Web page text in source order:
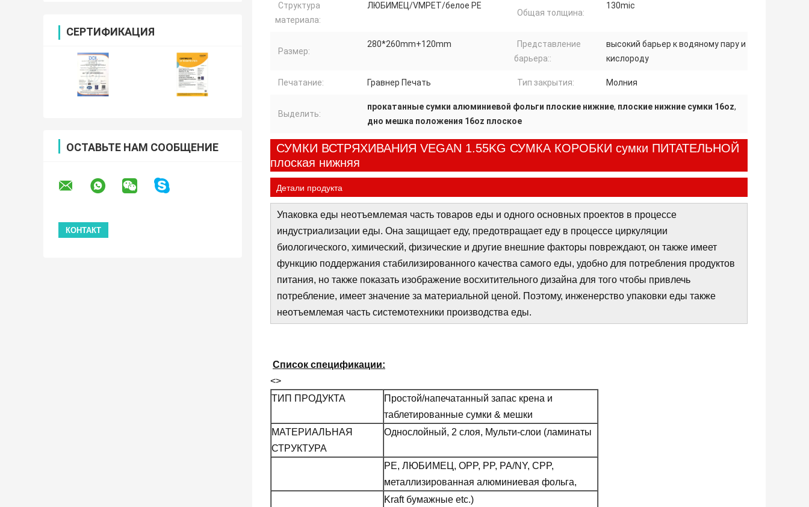
СЕРТИФИКАЦИЯ
ОСТАВЬТЕ НАМ СООБЩЕНИЕ
Структура
материала:
ЛЮБИМЕЦ/VMPET/белое PE
Общая толщина:
130mic
Размер:
280*260mm+120mm
Представление
барьера::
высокий барьер к водяному пару и
кислороду
Печатание: Гравнер Печать Тип закрытия: Молния
Выделить:
прокатанные сумки алюминиевой фольги плоские нижние, плоские нижние сумки 16oz,
дно мешка положения 16oz плоское
СУМКИ ВСТРЯХИВАНИЯ VEGAN 1.55KG СУМКА КОРОБКИ сумки ПИТАТЕЛЬНОЙ
плоская нижняя
Детали продукта
Упаковка еды неотъемлемая часть товаров еды и одного основных проектов в процессе
индустриализации еды. Она защищает еду, предотвращает еду в процессе циркуляции
биологического, химический, физические и другие внешние факторы повреждают, он также имеет
функцию поддержания стабилизированного качества самого еды, удобно для потребления продуктов
питания, но также показать изображение восхитительного дизайна для того чтобы привлечь
потребление, имеет значение за материальной ценой. Поэтому, инженерство упаковки еды также
неотъемлемая часть системотехники производства еды.
Список спецификации:
<>
ТИП ПРОДУКТА
Простой/напечатанный запас крена и
таблетированные сумки & мешки
МАТЕРИАЛЬНАЯ
СТРУКТУРА
Однослойный, 2 слоя, Мульти-слои (ламинаты
PE, ЛЮБИМЕЦ, OPP, PP, PA/NY, CPP,
металлизированная алюминиевая фольга,
Kraft бумажные etc.)